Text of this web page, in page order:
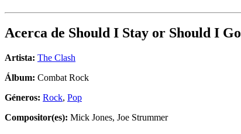
Acerca de Should I Stay or Should I Go
Artista: The Clash
Álbum: Combat Rock
Géneros: Rock, Pop
Compositor(es): Mick Jones, Joe Strummer